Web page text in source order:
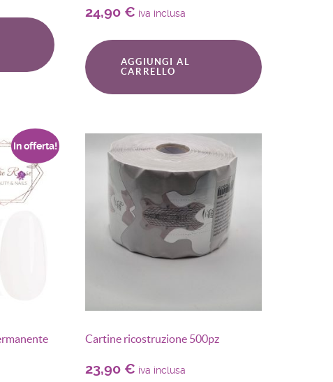
24,90 € iva inclusa
AGGIUNGI AL
CARRELLO
In offerta!
Cartine ricostruzione 500pz
23,90 € iva inclusa